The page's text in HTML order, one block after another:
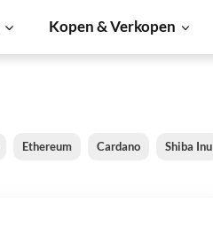
Kopen & Verkopen
Ethereum Cardano Shiba Inu